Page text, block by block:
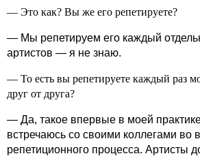
— Это как? Вы же его репетируете?
— Мы репетируем его каждый
артистов — я не знаю.
— То есть вы репетируете каждый раз
друг от друга?
— Да, такое впервые в моей
встречаюсь со своими коллегами во
репетиционного процесса. Артисты